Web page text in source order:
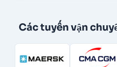
Các tuyến vận